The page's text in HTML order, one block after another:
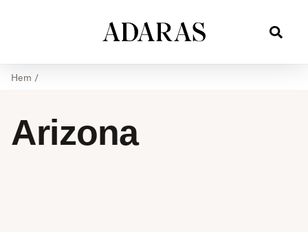
Hem /
Arizona